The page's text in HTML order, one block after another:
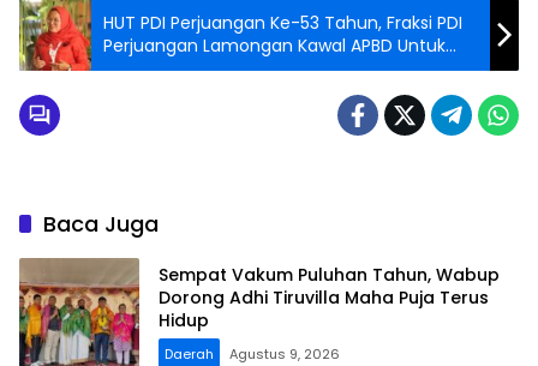
HUT PDI Perjuangan Ke-53 Tahun, Fraksi PDI
Perjuangan Lamongan Kawal APBD Untuk
Rakyat
Baca Juga
Sempat Vakum Puluhan Tahun, Wabup
Dorong Adhi Tiruvilla Maha Puja Terus
Hidup
Daerah Agustus 9, 2026